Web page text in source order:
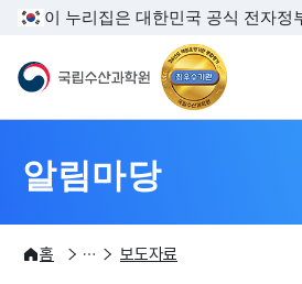
주메
본문
이 누리집은 대한민국 공식 전자정
국립수산과학원
알림마당
홈
알림마당
보도뉴스 보도자료